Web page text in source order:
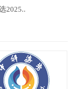
2025..